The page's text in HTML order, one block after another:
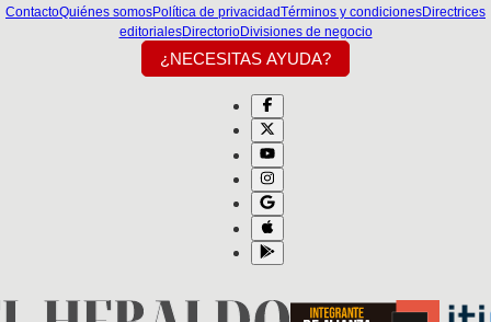
ContactoQuiénes somosPolítica de privacidadTérminos y condicionesDirectrices
editorialesDirectorioDivisiones de negocio
¿NECESITAS AYUDA?